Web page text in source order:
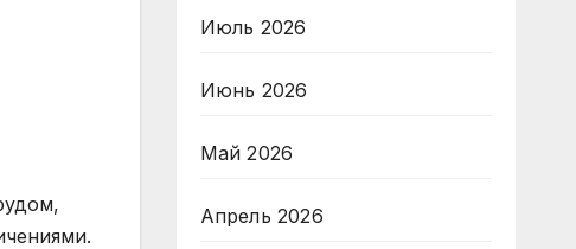
Июль 2026
Июнь 2026
Май 2026
Апрель 2026